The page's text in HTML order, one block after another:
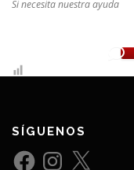
Si necesita nuestra ayuda
SÍGUENOS
F
a n
X